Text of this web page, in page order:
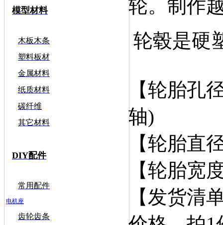
模型材料
木板木条
塑料板材
金属材料
纸质材料
碳纤维
其它材料
DIY配件
常用配件
电机座
齿轮齿条
轮。制作
轮毂是硬
【轮胎孔
轴)
【轮胎直
【轮胎宽
【发货清